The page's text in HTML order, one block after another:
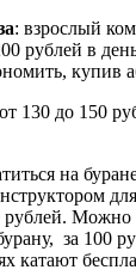
: взрослый
рублей в
купив
130 до 150
на
Можно
за 100
катают